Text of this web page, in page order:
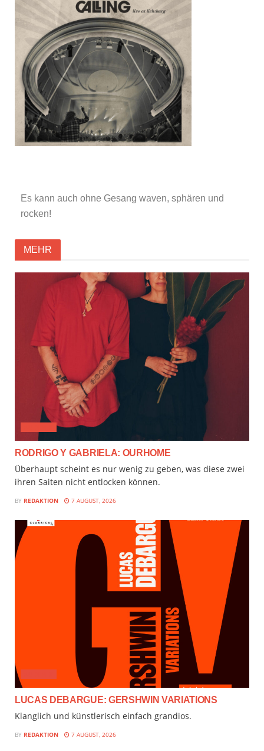
Es kann auch ohne Gesang waven, sphären und
rocken!
MEHR
RODRIGO Y GABRIELA: OURHOME
Überhaupt scheint es nur wenig zu geben, was diese zwei
ihren Saiten nicht entlocken können.
BY REDAKTION 7 AUGUST, 2026
LUCAS DEBARGUE: GERSHWIN VARIATIONS
Klanglich und künstlerisch einfach grandios.
BY REDAKTION 7 AUGUST, 2026